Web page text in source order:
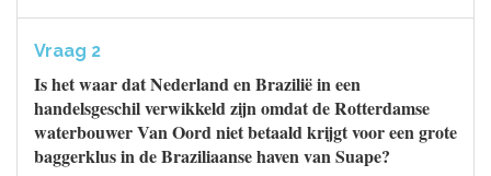
Vraag 2
Is het waar dat Nederland en Brazilië in een
handelsgeschil verwikkeld zijn omdat de Rotterdamse
waterbouwer Van Oord niet betaald krijgt voor een grote
baggerklus in de Braziliaanse haven van Suape?